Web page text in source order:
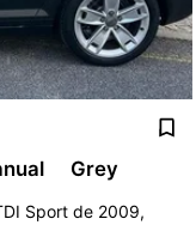
Grey
Sport de 2009,